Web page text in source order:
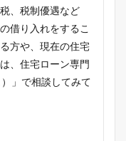
、税制優遇など
借り入れをするこ
方や、現在の住宅
、住宅ローン専門
」で相談してみて